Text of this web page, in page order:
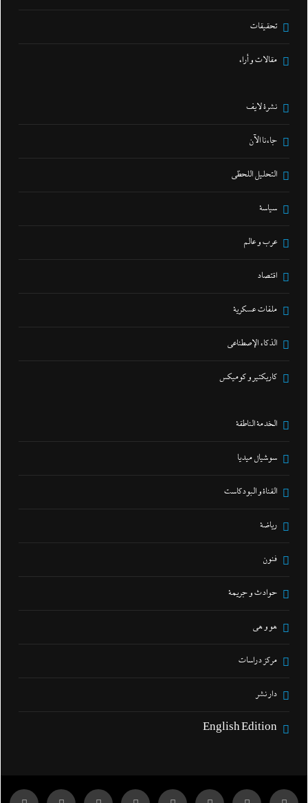
تحقيقات
مقالات و أراء
نشرة لايف
جاءنا الآن
التحليل اللحظي
سياسة
عرب و عالم
اقتصاد
ملفات عسكرية
الذكاء الإصطناعي
كاريكتير و كوميكس
الخدمة الناطقة
سوشيال ميديا
القناة و البودكاست
رياضة
فنون
حوادث و جريمة
هو و هي
مركز دراسات
دار نشر
English Edition